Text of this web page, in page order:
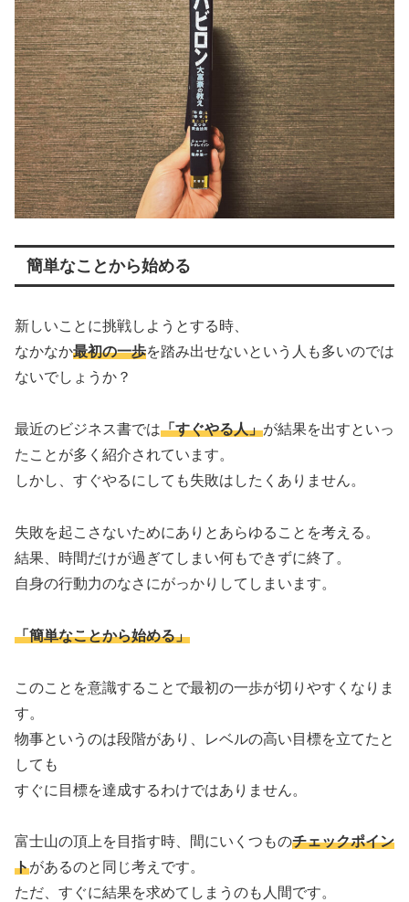
簡単なことから始める
新しいことに挑戦しようとする時、
なかなか最初の一歩を踏み出せないという人も多いのでは
ないでしょうか？
最近のビジネス書では「すぐやる人」が結果を出すといっ
たことが多く紹介されています。
しかし、すぐやるにしても失敗はしたくありません。
失敗を起こさないためにありとあらゆることを考える。
結果、時間だけが過ぎてしまい何もできずに終了。
自身の行動力のなさにがっかりしてしまいます。
「簡単なことから始める」
このことを意識することで最初の一歩が切りやすくなりま
す。
物事というのは段階があり、レベルの高い目標を立てたと
しても
すぐに目標を達成するわけではありません。
富士山の頂上を目指す時、間にいくつものチェックポイン
トがあるのと同じ考えです。
ただ、すぐに結果を求めてしまうのも人間です。